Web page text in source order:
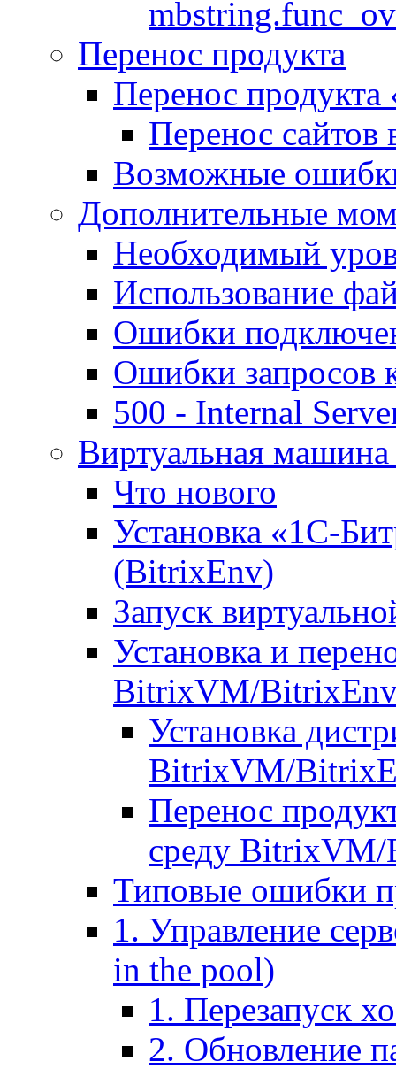
Перенос продукта
Перенос продукта
Перенос сайтов
Возможные
Дополнительные
Необходимый
Использование
Ошибки
Ошибки запросов
500 - Internal
Виртуальная
Что нового
Установка «1С-
(BitrixEnv)
Запуск
Установка и
BitrixVM/
Установка
BitrixVM/
Перенос
среду
Типовые ошибки
1. Управление
in the pool)
1. Перезапуск
2. Обновление